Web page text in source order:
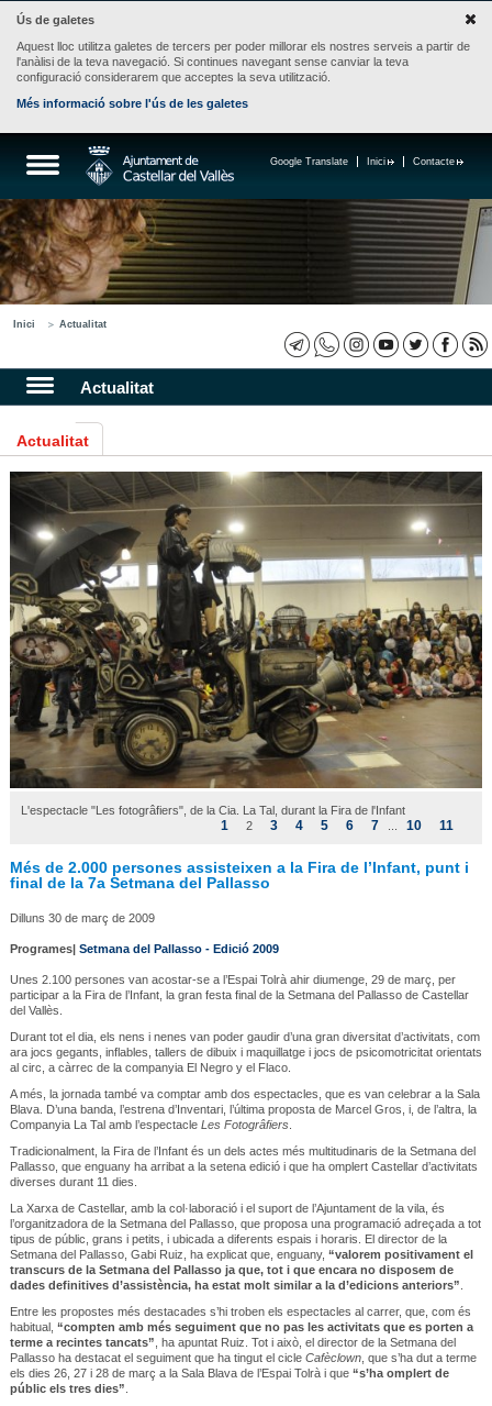
Ús de galetes
Aquest lloc utilitza galetes de tercers per poder millorar els nostres serveis a partir de
l'anàlisi de la teva navegació. Si continues navegant sense canviar la teva
configuració considerarem que acceptes la seva utilització.
Més informació sobre l'ús de les galetes
Contacte
Inici
Google Translate
Inici Actualitat
Actualitat
Actualitat
L'espectacle "Les fotogrâfiers", de la Cia. La Tal, durant la Fira de l'Infant
1 2 3 4 5 6 7 10 11
Més de 2.000 persones assisteixen a la Fira de l’Infant, punt i
final de la 7a Setmana del Pallasso
Dilluns 30 de març de 2009
Programes| Setmana del Pallasso - Edició 2009
Unes 2.100 persones van acostar-se a l’Espai Tolrà ahir diumenge, 29 de març, per
participar a la Fira de l’Infant, la gran festa final de la Setmana del Pallasso de Castellar
del Vallès.
Durant tot el dia, els nens i nenes van poder gaudir d’una gran diversitat d’activitats, com
ara jocs gegants, inflables, tallers de dibuix i maquillatge i jocs de psicomotricitat orientats
al circ, a càrrec de la companyia El Negro y el Flaco.
A més, la jornada també va comptar amb dos espectacles, que es van celebrar a la Sala
Blava. D’una banda, l’estrena d’Inventari, l’última proposta de Marcel Gros, i, de l’altra, la
Companyia La Tal amb l’espectacle Les Fotogrâfiers.
Tradicionalment, la Fira de l’Infant és un dels actes més multitudinaris de la Setmana del
Pallasso, que enguany ha arribat a la setena edició i que ha omplert Castellar d’activitats
diverses durant 11 dies.
La Xarxa de Castellar, amb la col·laboració i el suport de l’Ajuntament de la vila, és
l’organitzadora de la Setmana del Pallasso, que proposa una programació adreçada a tot
tipus de públic, grans i petits, i ubicada a diferents espais i horaris. El director de la
Setmana del Pallasso, Gabi Ruiz, ha explicat que, enguany, “valorem positivament el
transcurs de la Setmana del Pallasso ja que, tot i que encara no disposem de
dades definitives d’assistència, ha estat molt similar a la d’edicions anteriors”
Entre les propostes més destacades s’hi troben els espectacles al carrer, que, com és
habitual, “compten amb més seguiment que no pas les activitats que es porten a
terme a recintes tancats” , ha apuntat Ruiz. Tot i això, el director de la Setmana del
Pallasso ha destacat el seguiment que ha tingut el cicle Cafèclown, que s’ha dut a terme
els dies 26, 27 i 28 de març a la Sala Blava de l’Espai Tolrà i que “s’ha omplert de
públic els tres dies”